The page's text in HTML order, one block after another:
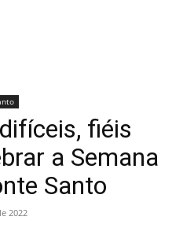
fiéis
a Semana
Santo
2022